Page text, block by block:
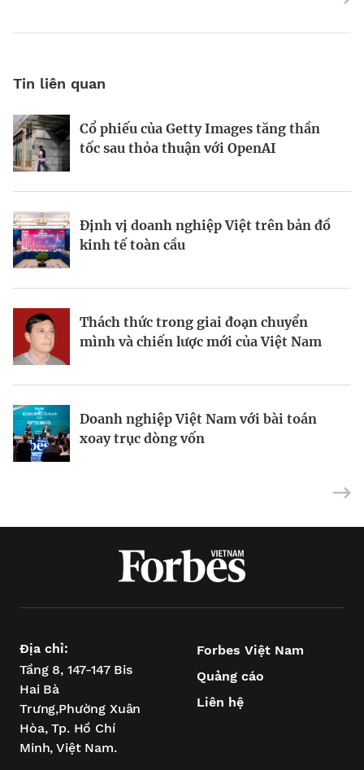
Tin liên quan
Cổ phiếu của Getty Images tăng thần
tốc sau thỏa thuận với OpenAI
Định vị doanh nghiệp Việt trên bản đồ
kinh tế toàn cầu
Thách thức trong giai đoạn chuyển
mình và chiến lược mới của Việt Nam
Doanh nghiệp Việt Nam với bài toán
xoay trục dòng vốn
Động lực và những “điểm nghẽn” trên
hành trình kiến thiết đô thị xanh
Bất động sản công nghiệp xanh: sức
mạnh từ công nghệ và vốn
Từ hài hòa đến hưng thịnh: Phụ nữ
trong tầm nhìn kinh tế của Canada tại
Siêu dự án tìm bệ phóng khi xoay trục
tăng trưởng
World Bank: Việt Nam cần điều chỉnh
mô hình tăng trưởng
Bà Đặng Minh Phương: Mạnh dạn đón
cơ hội, tạo dấu ấn mới
Viết lại chiến lược kinh doanh trong
thời đại bất định
Vũng Tàu – “điểm tựa vịnh biển” để
TP.HCM vươn tầm châu Á
Địa chỉ:
Tầng 8, 147-147 Bis
Hai Bà
Trưng,Phường Xuân
Hòa,Tp. Hồ Chí
Minh, Việt Nam.
Forbes Việt Nam
Quảng cáo
Liên hệ